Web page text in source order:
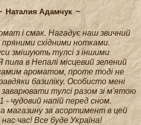
Наталия Адамчук
і смак. Нагадує наш звичний
пряними східними нотками.
змішують тулсі з іншими
в Непалі місцевий зелений
ароматом, проте тоді не
базиліку. Особисто мені
тулсі разом зі м'ятою
- чудовий напій перед сном.
магазину за асортимент в цей
час! Все буде Україна!